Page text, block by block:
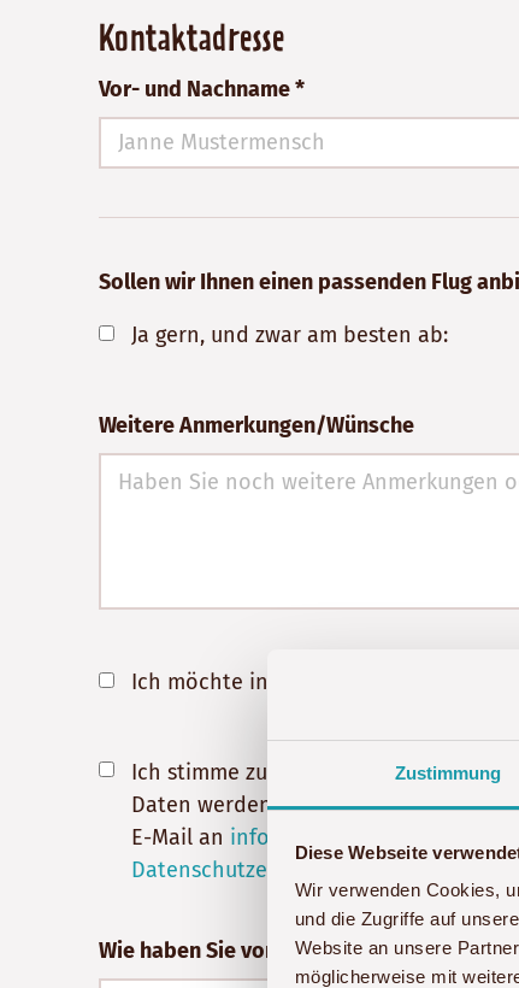
Zustimmung
Diese Webseite
Wir verwenden Cookies,
und die Zugriffe auf
Website an unsere
möglicherweise mit
Kontaktadresse
Vor- und Nachname *
Sollen wir Ihnen einen passenden Flug
Ja gern, und zwar am besten ab:
Weitere Anmerkungen/Wünsche
Ich möchte in Zukunft über aktuelle
Ich stimme zu, dass meine Angaben
Daten werden nach abgeschlossener
E-Mail an info@akwaba-afrika.de
Datenschutzerklärung
Wie haben Sie von Akwaba Afrika erfahren?